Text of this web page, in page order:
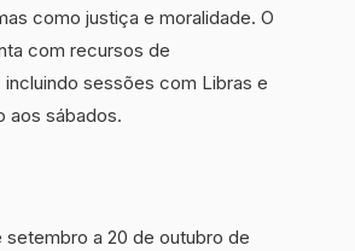
como justiça e moralidade. O
com recursos de
sessões com Libras e
aos sábados.
setembro a 20 de outubro de